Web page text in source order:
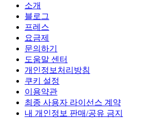
소개
블로그
프레스
요금제
문의하기
도움말 센터
개인정보처리방침
쿠키 설정
이용약관
최종 사용자 라이선스 계약
내 개인정보 판매/공유 금지